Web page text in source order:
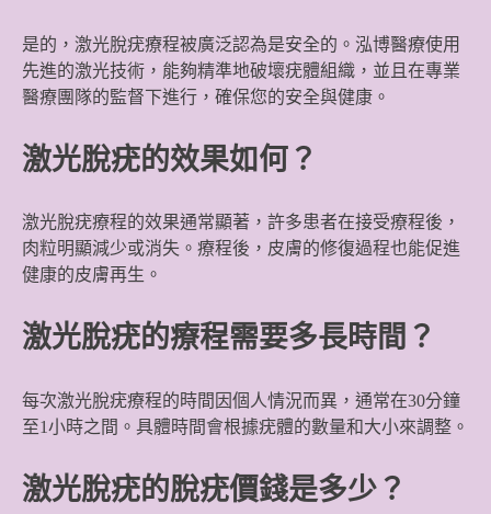
是的，激光脫疣療程被廣泛認為是安全的。泓博醫療使用
先進的激光技術，能夠精準地破壞疣體組織，並且在專業
醫療團隊的監督下進行，確保您的安全與健康。
激光脫疣的效果如何？
激光脫疣療程的效果通常顯著，許多患者在接受療程後，
肉粒明顯減少或消失。療程後，皮膚的修復過程也能促進
健康的皮膚再生。
激光脫疣的療程需要多長時間？
每次激光脫疣療程的時間因個人情況而異，通常在30分鐘
至1小時之間。具體時間會根據疣體的數量和大小來調整。
激光脫疣的脫疣價錢是多少？